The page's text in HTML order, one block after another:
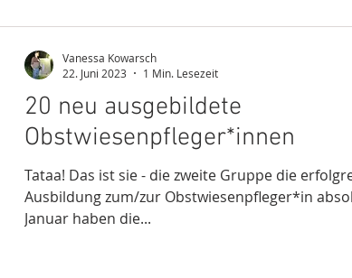
20 neu ausgebildete
Obstwiesenpfleger*innen
Tataa! Das ist sie - die zweite Gruppe die
Ausbildung zum/zur Obstwiesenpfleger*in
Januar haben die...
Vanessa Kowarsch
22. Juni 2023
1 Min. Lesezeit